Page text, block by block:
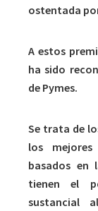
ostentada
A estos
ha sido
de Pymes.
Se trata de
los
basados en
tienen el
sustancial